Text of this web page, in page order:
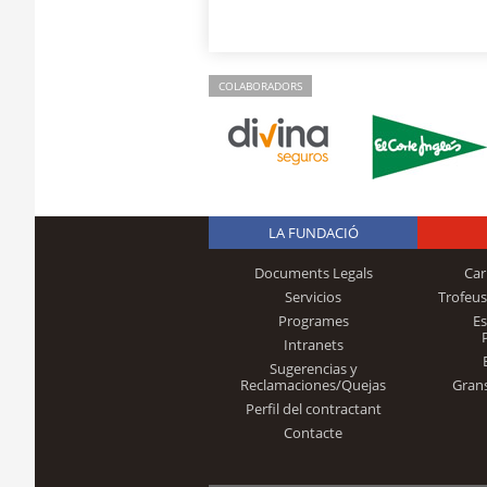
COLABORADORS
LA FUNDACIÓ
Documents Legals
Servicios
Programes
Intranets
Sugerencias y
Reclamaciones/Quejas
Perfil del contractant
Contacte